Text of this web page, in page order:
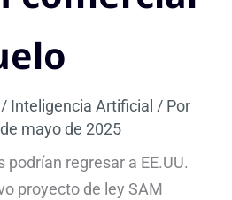
/ Inteligencia Artificial / Por
mayo de 2025
regresar a EE.UU.
proyecto de ley SAM